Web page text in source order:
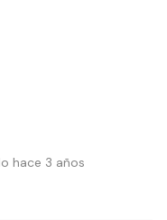
hace 3 años